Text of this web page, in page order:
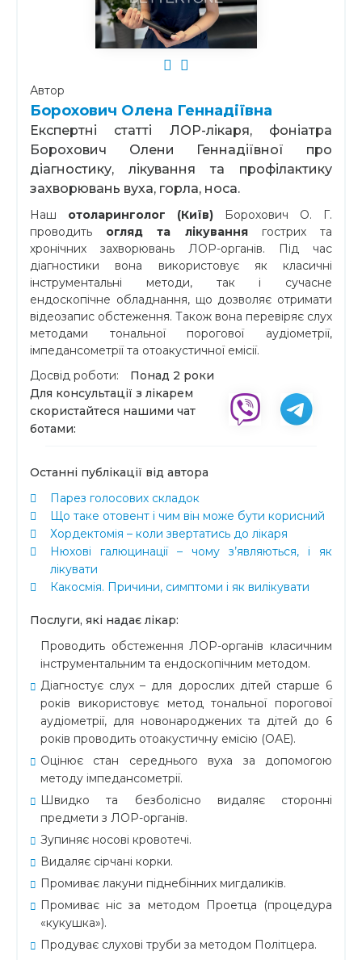
Автор
Борохович Олена Геннадіївна
Експертні статті ЛОР-лікаря, фоніатра
Борохович Олени Геннадіївної про
діагностику, лікування та профілактику
захворювань вуха, горла, носа.
Наш отоларинголог (Київ) Борохович О. Г.
проводить огляд та лікуваннягострих та
хронічних захворювань ЛОР-органів. Під час
діагностики вона використовує як класичні
інструментальні методи, так і сучасне
ендоскопічне обладнання, що дозволяє отримати
відеозапис обстеження. Також вона перевіряє слух
методами тональної порогової аудіометрії,
імпедансометрії та отоакустичної емісії.
Досвід роботи:
Понад 2 роки
Для консультації з лікарем
скористайтеся нашими чат
ботами:
Останні публікації від автора
Парез голосових складок
Що таке отовент і чим він може бути корисний
Хордектомія – коли звертатись до лікаря
Нюхові галюцинації – чому з’являються, і як
лікувати
Какосмія. Причини, симптоми і як вилікувати
Послуги, які надає лікар:
Проводить обстеження ЛОР-органів класичним
інструментальним та ендоскопічним методом.
Діагностує слух – для дорослих дітей старше 6
років використовує метод тональної порогової
аудіометрії, для новонароджених та дітей до 6
років проводить отоакустичну емісію (ОАЕ).
Оцінює стан середнього вуха за допомогою
методу імпедансометрії.
Швидко та безболісно видаляє сторонні
предмети з ЛОР-органів.
Зупиняє носові кровотечі.
Видаляє сірчані корки.
Промиває лакуни піднебінних мигдаликів.
Промиває ніс за методом Проетца (процедура
«кукушка»).
Продуває слухові труби за методом Політцера.